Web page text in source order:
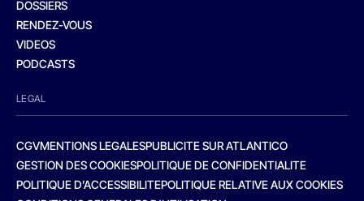
DOSSIERS
RENDEZ-VOUS
VIDEOS
PODCASTS
LEGAL
CGVMENTIONS LEGALESPUBLICITE SUR ATLANTICO
GESTION DES COOKIESPOLITIQUE DE CONFIDENTIALITE
POLITIQUE D’ACCESSIBILITEPOLITIQUE RELATIVE AUX COOKIES